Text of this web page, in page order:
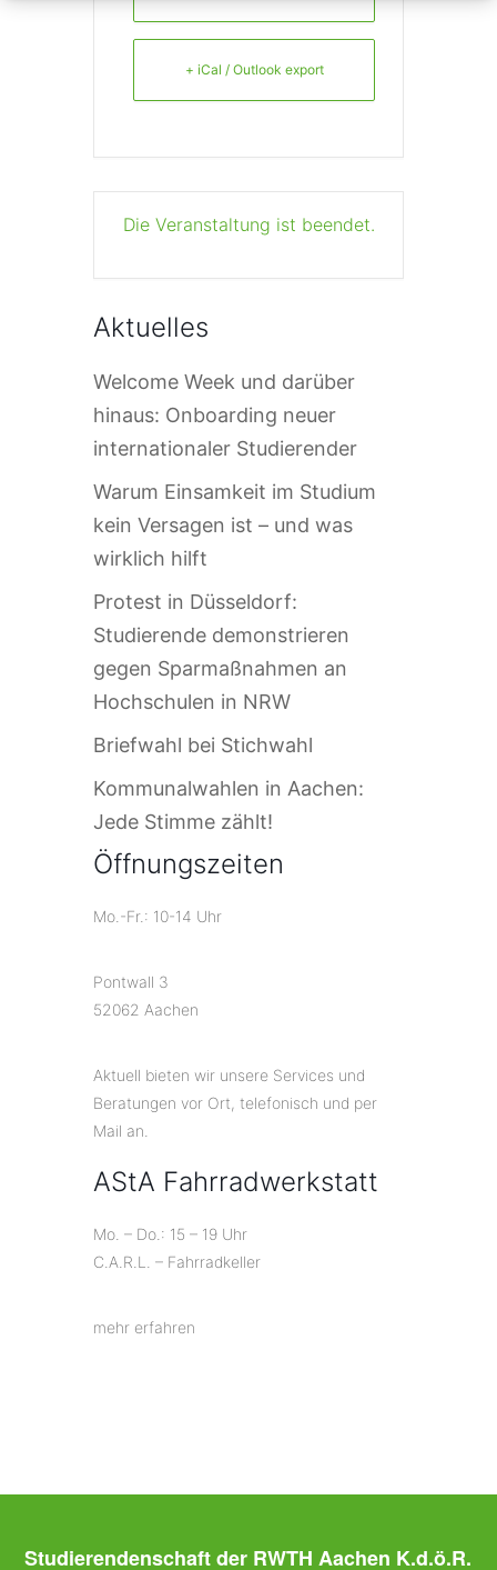
+ iCal / Outlook export
Die Veranstaltung ist beendet.
Aktuelles
Welcome Week und darüber
hinaus: Onboarding neuer
internationaler Studierender
Warum Einsamkeit im Studium
kein Versagen ist – und was
wirklich hilft
Protest in Düsseldorf:
Studierende demonstrieren
gegen Sparmaßnahmen an
Hochschulen in NRW
Briefwahl bei Stichwahl
Kommunalwahlen in Aachen:
Jede Stimme zählt!
Öffnungszeiten
Mo.-Fr.: 10-14 Uhr
Pontwall 3
52062 Aachen
Aktuell bieten wir unsere Services und
Beratungen vor Ort, telefonisch und per
Mail an.
AStA Fahrradwerkstatt
Mo. – Do.: 15 – 19 Uhr
C.A.R.L. – Fahrradkeller
mehr erfahren
Studierendenschaft der RWTH Aachen K.d.ö.R.